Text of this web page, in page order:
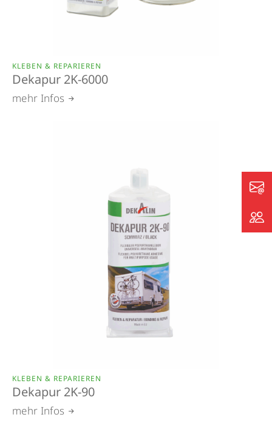
KLEBEN & REPARIEREN
Dekapur 2K-6000
mehr Infos
KLEBEN & REPARIEREN
Dekapur 2K-90
mehr Infos